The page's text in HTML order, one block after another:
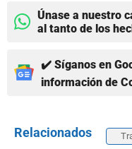
Únase a nuestro
al tanto de los
✔️ Síganos en
información de
Relacionados